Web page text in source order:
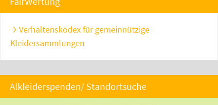
Verhaltenskodex für gemeinnützige
Kleidersammlungen
Alkleiderspenden/ Standortsuche